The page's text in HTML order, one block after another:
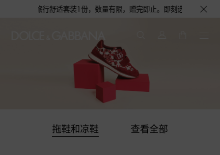
旅行舒适套装1份，数量有限，赠完即止。即刻选购，尊享花呗
拖鞋和凉鞋 查看全部